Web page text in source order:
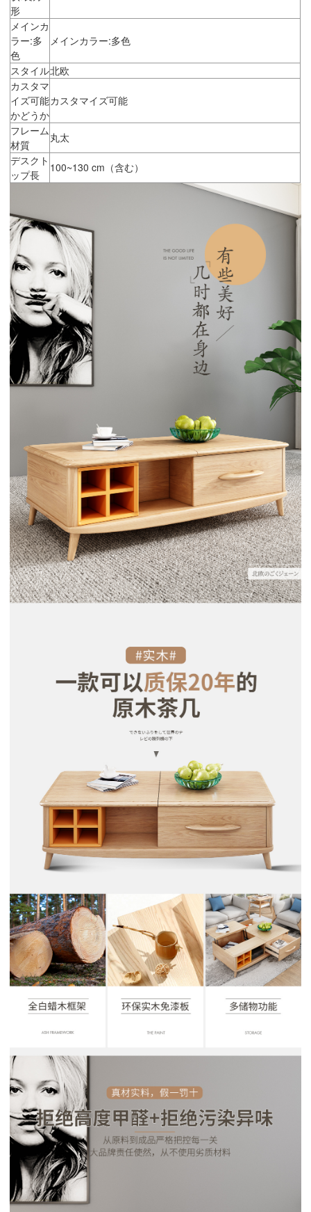
形
メインカ
ラー:多
色
メインカラー:多色
スタイル北欧
カスタマ
イズ可能
かどうか
カスタマイズ可能
フレーム
材質
丸太
デスクト
ップ長
100~130 cm（含む）